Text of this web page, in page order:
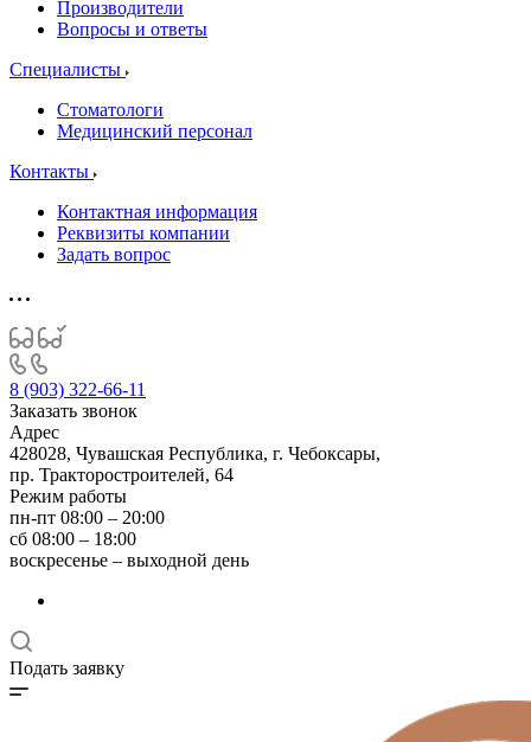
Производители
Вопросы и ответы
Специалисты
Стоматологи
Медицинский персонал
Контакты
Контактная информация
Реквизиты компании
Задать вопрос
8 (903) 322-66-11
Заказать звонок
Адрес
428028, Чувашская Республика, г. Чебоксары,
пр. Тракторостроителей, 64
Режим работы
пн-пт 08:00 – 20:00
сб 08:00 – 18:00
воскресенье – выходной день
Подать заявку